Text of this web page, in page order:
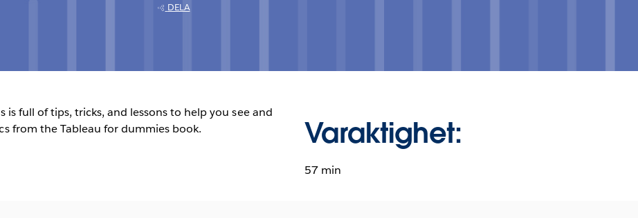
DELA
is full of tips, tricks, and lessons to help you see and
from the Tableau for dummies book.
Varaktighet:
57 min